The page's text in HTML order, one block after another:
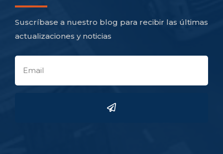
Suscríbase a nuestro blog para recibir las últimas
actualizaciones y noticias